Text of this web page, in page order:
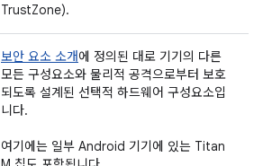
TrustZone).
보안 요소 소개에 정의된 대로 기기의 다른
모든 구성요소와 물리적 공격으로부터 보호
되도록 설계된 선택적 하드웨어 구성요소입
니다.
여기에는 일부 Android 기기에 있는 Titan